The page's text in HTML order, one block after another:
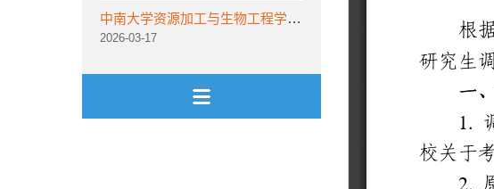
中南大学资源加工与生物工程学院非事业编工作人员招聘公告
2026-03-17